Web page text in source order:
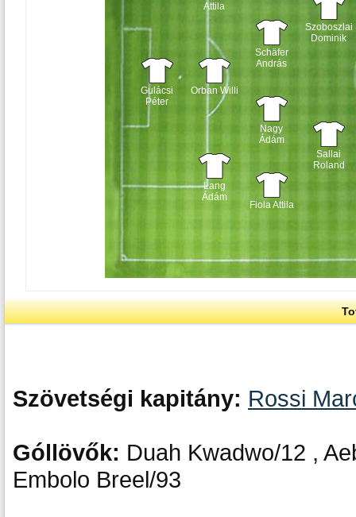
Gulácsi
Péter
Attila
Orban Willi
Lang
Ádám
Schäfer
András
Nagy
Ádám
Fiola Attila
Szoboszlai
Dominik
Sallai
Roland
Szövetségi kapitány: Rossi
Góllövők: Duah Kwadwo/12 ,
Embolo Breel/93